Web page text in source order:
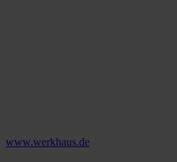
www.werkhaus.de